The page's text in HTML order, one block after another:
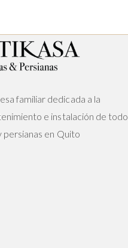
familiar dedicada a la
e instalación de todo
persianas en Quito